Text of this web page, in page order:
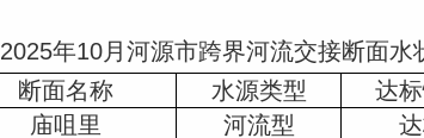
2025年10月河源市跨界河流交接断面水
断面名称 水源类型 达
庙咀里 河流型